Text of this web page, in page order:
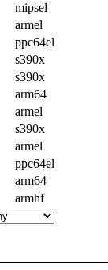
mipsel
armel
ppc64el
s390x
s390x
arm64
armel
s390x
armel
ppc64el
arm64
armhf